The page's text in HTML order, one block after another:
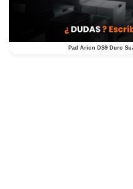
Pad Arion DS9 Duro